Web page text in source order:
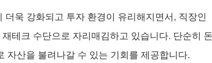
욱 강화되고 투자 환경이 유리해지면서, 직장인
테크 수단으로 자리매김하고 있습니다. 단순히 돈
자산을 불려나갈 수 있는 기회를 제공합니다.